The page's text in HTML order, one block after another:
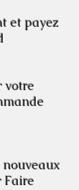
et payez
tard
votre
Faire